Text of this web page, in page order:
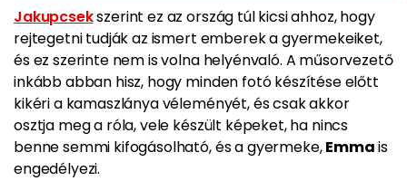
Jakupcsekszerint ez az ország túl kicsi ahhoz, hogy
rejtegetni tudják az ismert emberek a gyermekeiket,
és ez szerinte nem is volna helyénvaló. A műsorvezető
inkább abban hisz, hogy minden fotó készítése előtt
kikéri a kamaszlánya véleményét,és csak akkor
osztja meg a róla, vele készült képeket, ha nincs
benne semmi kifogásolható, és a gyermeke,Emmais
engedélyezi.